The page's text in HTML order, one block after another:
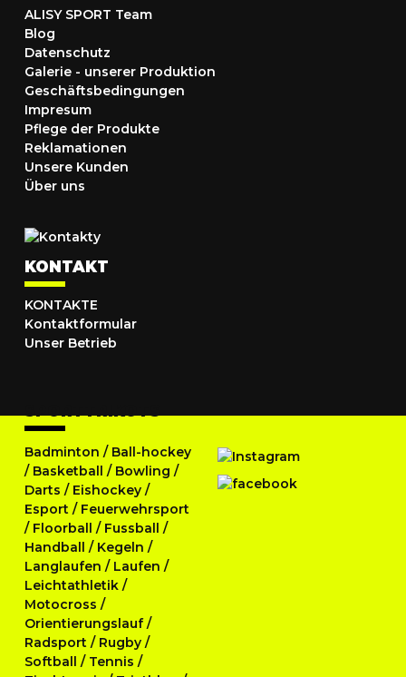
ALISY SPORT Team
Blog
Datenschutz
Galerie - unserer Produktion
Geschäftsbedingungen
Impresum
Pflege der Produkte
Reklamationen
Unsere Kunden
Über uns
KONTAKT
KONTAKTE
Kontaktformular
Unser Betrieb
SPORTTRIKOTS
Badminton / Ball-hockey
/ Basketball / Bowling /
Darts / Eishockey /
Esport / Feuerwehrsport
/ Floorball / Fussball /
Handball / Kegeln /
Langlaufen / Laufen /
Leichtathletik /
Motocross /
Orientierungslauf/
Radsport / Rugby /
Softball / Tennis /